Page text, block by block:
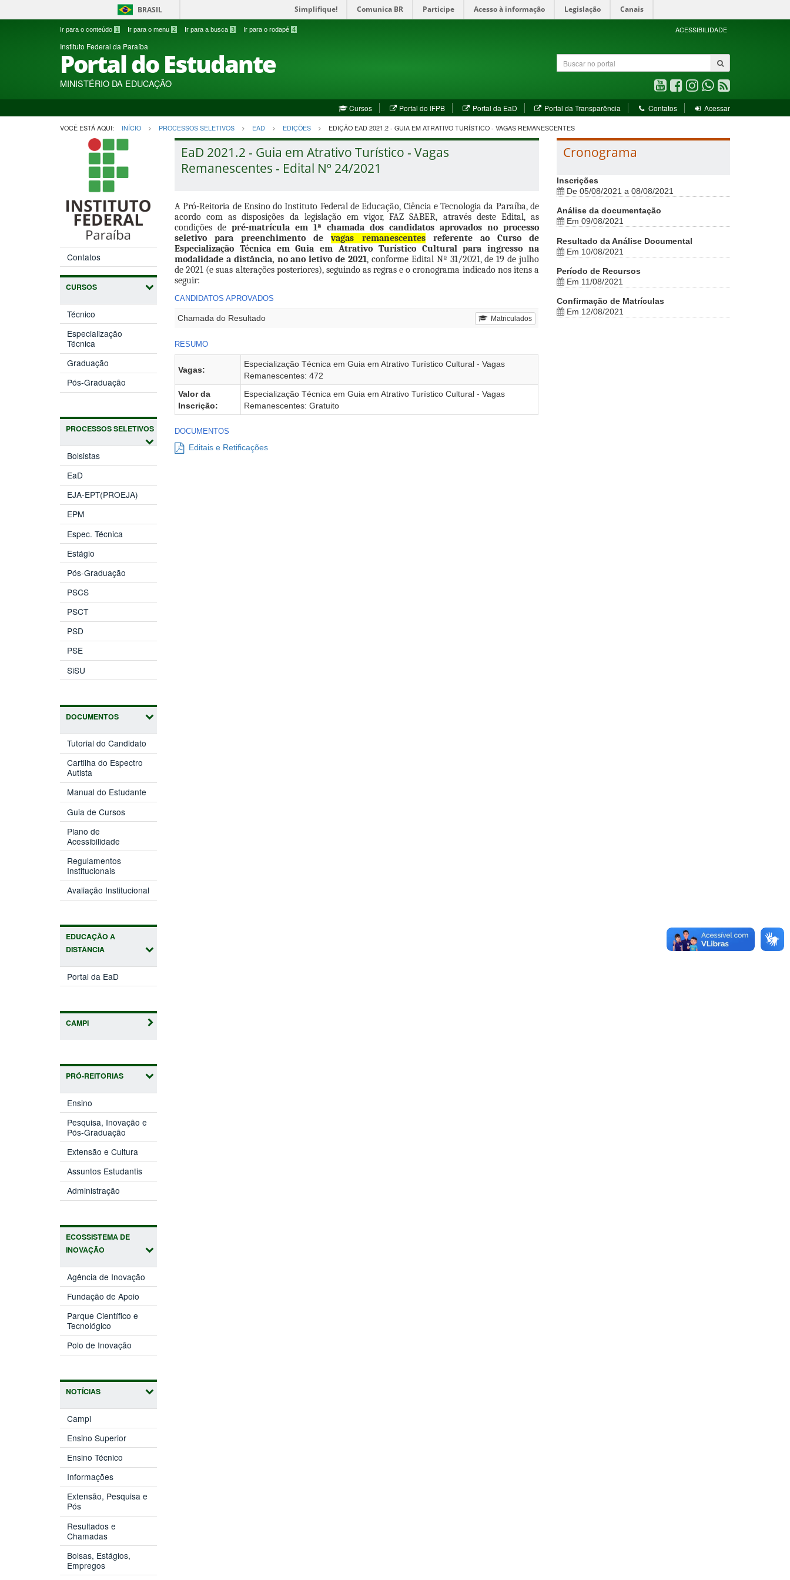
BRASIL Simplifique! Comunica BR Participe Acesso à informação Legislação Canais
Ir para o conteúdo 1 Ir para o menu 2 Ir para a busca 3 Ir para o rodapé 4 ACESSIBILIDADE
Instituto Federal da Paraíba
Portal do Estudante
MINISTÉRIO DA EDUCAÇÃO
Buscar
no
Youtube
(abre
em
janela)
Facebook
(abre
em
janela)
Instagram
(abre
em
janela)
WhatsApp
(abre
em
janela)
RSS
(abre
janela)
Cursos Portal do IFPB(abre
em
nova
janela)
Portal da EaD(abre
em
nova
janela)
Portal da Transparência
em
janela)
Contatos Acessar
VOCÊ ESTÁ AQUI: INÍCIO PROCESSOS SELETIVOS EAD EDIÇÕES EDIÇÃO EAD 2021.2 - GUIA EM ATRATIVO TURÍSTICO - VAGAS REMANESCENTES
Contatos
CURSOS
Técnico
Especialização
Técnica
Graduação
Pós-Graduação
PROCESSOS SELETIVOS
Bolsistas
EaD
EJA-EPT(PROEJA)
EPM
Espec. Técnica
Estágio
Pós-Graduação
PSCS
PSCT
PSD
PSE
SiSU
DOCUMENTOS
Tutorial do Candidato
Cartilha do Espectro
Autista
Manual do Estudante
Guia de Cursos
Plano de
Acessibilidade
Regulamentos
Institucionais
Avaliação Institucional
EDUCAÇÃO A
DISTÂNCIA
Portal da EaD
CAMPI
PRÓ-REITORIAS
Ensino
em
nova
janela)
Pesquisa, Inovação e
Pós-Graduação (abre
em
nova
janela)
Extensão e Cultura
em
nova
janela)
Assuntos Estudantis(abre
em
janela)
Administração
em
ECOSSISTEMA DE
INOVAÇÃO
Agência de Inovação
em
janela)
Fundação de Apoio
em
Parque Científico e
Tecnológico
em
nova
janela)
Polo de Inovação
em
NOTÍCIAS
Campi
Ensino Superior
Ensino Técnico
Informações
Extensão, Pesquisa e
Pós
Resultados e
Chamadas
Bolsas, Estágios,
Empregos
EaD 2021.2 - Guia em Atrativo Turístico - Vagas
Remanescentes - Edital Nº 24/2021
A Pró-Reitoria de Ensino do Instituto Federal de Educação, Ciência e Tecnologia da Paraíba, de
acordo com as disposições da legislação em vigor, FAZ SABER, através deste Edital, as
condições de pré-matrícula em 1ª chamada dos candidatos aprovados no processo
seletivo para preenchimento devagas remanescentesreferente ao Curso de
Especialização Técnica em Guia em Atrativo Turístico Cultural para ingresso na
modalidade a distância, no ano letivo de 2021, conforme Edital Nº 31/2021, de 19 de julho
de 2021 (e suas alterações posteriores), seguindo as regras e o cronograma indicado nos itens a
seguir:
CANDIDATOS APROVADOS
Chamada do Resultado Matriculados
RESUMO
Vagas:
Especialização Técnica em Guia em Atrativo Turístico Cultural - Vagas
Remanescentes: 472
Valor da
Inscrição:
Especialização Técnica em Guia em Atrativo Turístico Cultural - Vagas
Remanescentes: Gratuito
DOCUMENTOS
Editais e Retificações
Cronograma
Inscrições
De 05/08/2021 a 08/08/2021
Análise da documentação
Em 09/08/2021
Resultado da Análise Documental
Em 10/08/2021
Período de Recursos
Em 11/08/2021
Confirmação de Matrículas
Em 12/08/2021